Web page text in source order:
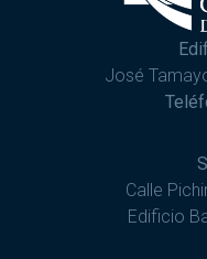
José
Calle
Edificio